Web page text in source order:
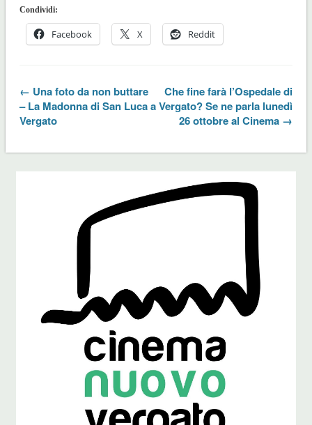
Condividi:
Facebook X Reddit
← Una foto da non buttare
– La Madonna di San Luca a
Vergato
Che fine farà l’Ospedale di
Vergato? Se ne parla lunedì
26 ottobre al Cinema →